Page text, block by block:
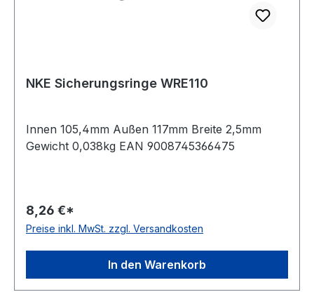
NKE Sicherungsringe WRE110
Innen 105,4mm Außen 117mm Breite 2,5mm
Gewicht 0,038kg EAN 9008745366475
8,26 €*
Preise inkl. MwSt. zzgl. Versandkosten
In den Warenkorb